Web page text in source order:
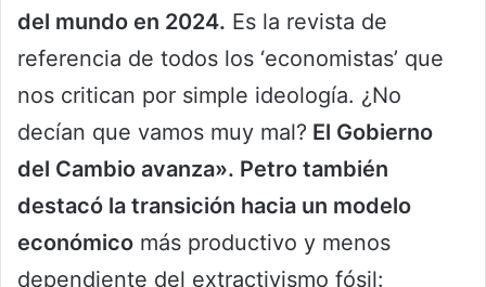
del mundo en 2024. Es la revista de
referencia de todos los ‘economistas’ que
nos critican por simple ideología. ¿No
decían que vamos muy mal? El Gobierno
del Cambio avanza». Petro también
destacó la transición hacia un modelo
económico más productivo y menos
dependiente del extractivismo fósil: